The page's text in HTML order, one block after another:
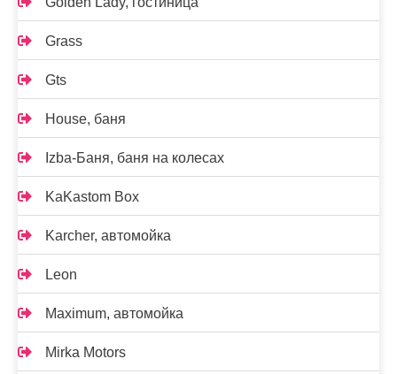
Grass
Gts
House, баня
Izba-Баня, баня на колесах
KaKastom Box
Karcher, автомойка
Leon
Maximum, автомойка
Mirka Motors